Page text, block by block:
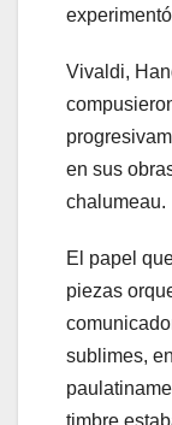
Vivaldi,
en sus
chalumeau.
El papel
piezas
sublimes,